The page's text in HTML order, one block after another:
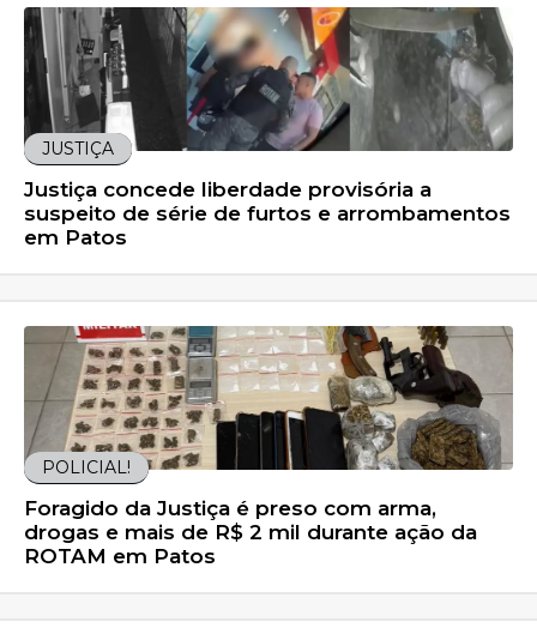
JUSTIÇA
Justiça concede liberdade provisória a
suspeito de série de furtos e arrombamentos
em Patos
POLICIAL!
Foragido da Justiça é preso com arma,
drogas e mais de R$ 2 mil durante ação da
ROTAM em Patos